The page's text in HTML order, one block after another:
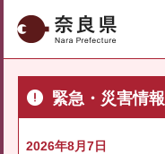
奈良県
緊急・災害情報
2026年8月7日